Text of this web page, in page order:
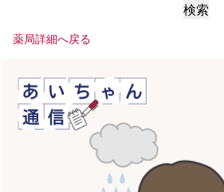
検索
薬局詳細へ戻る